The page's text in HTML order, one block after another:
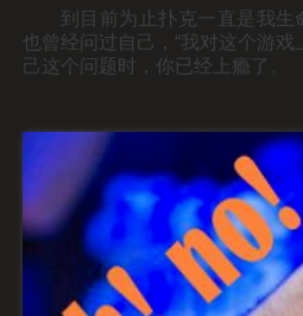
到目前为止扑克一直是我
也曾经问过自己，“我对这个游戏
己这个问题时，你已经上瘾了。